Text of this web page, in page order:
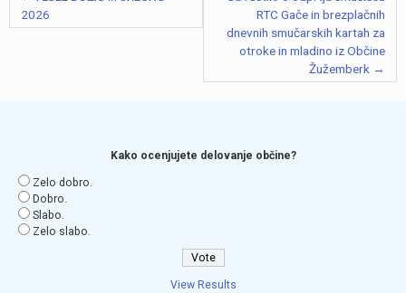
prispevka
2026
RTC Gače in brezplačnih
dnevnih smučarskih kartah za
otroke in mladino iz Občine
Žužemberk
Kako ocenjujete delovanje občine?
Zelo dobro.
Dobro.
Slabo.
Zelo slabo.
View Results